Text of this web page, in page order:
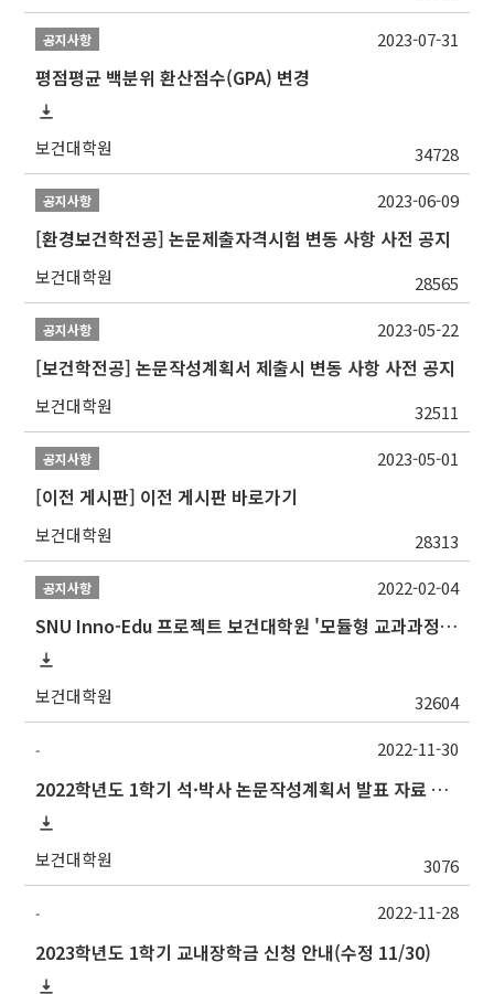
공지사항
평점평균 백분위 환산점수(GPA) 변경
보건대학원 34728
2023-07-31
공지사항
[환경보건학전공] 논문제출자격시험 변동 사항 사전 공지
보건대학원 28565
2023-06-09
공지사항
[보건학전공] 논문작성계획서 제출시 변동 사항 사전 공지
보건대학원 32511
2023-05-22
공지사항
[이전 게시판] 이전 게시판 바로가기
보건대학원 28313
2023-05-01
공지사항
SNU Inno-Edu 프로젝트 보건대학원 '모듈형 교과과정' 안내(revised 2022/2/28)
보건대학원 32604
2022-02-04
-
2022학년도 1학기 석·박사 논문작성계획서 발표 자료 제출 및 발표 시간 안내
보건대학원 3076
2022-11-30
-
2023학년도 1학기 교내장학금 신청 안내(수정 11/30)
2022-11-28